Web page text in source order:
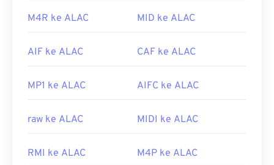
M4R ke ALAC MID ke ALAC
AIF ke ALAC CAF ke ALAC
MP1 ke ALAC AIFC ke ALAC
raw ke ALAC MIDI ke ALAC
RMI ke ALAC M4P ke ALAC